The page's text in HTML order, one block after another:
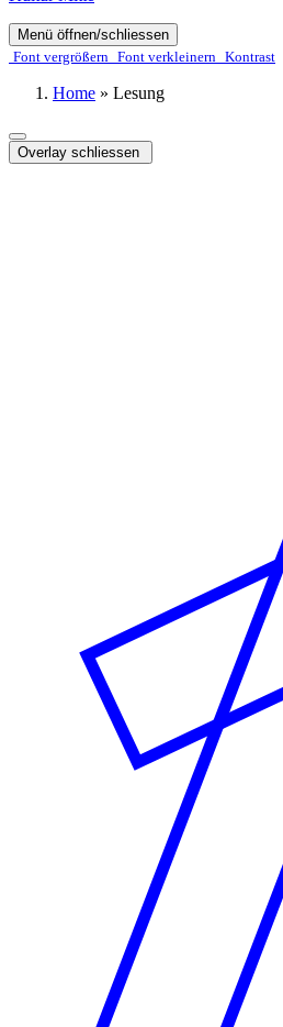
Menü öffnen/schliessen
Font ver­­größern Font ver­­kleinern Kontrast
Home » Lesung
Overlay schliessen